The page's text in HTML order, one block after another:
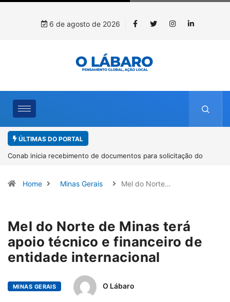
6 de agosto de 2026
ÚLTIMAS DO PORTAL
Workshop internacional debate futuro da piscicultura com
Home Minas Gerais Mel do Norte…
Mel do Norte de Minas terá
apoio técnico e financeiro de
entidade internacional
MINAS GERAIS O Lábaro